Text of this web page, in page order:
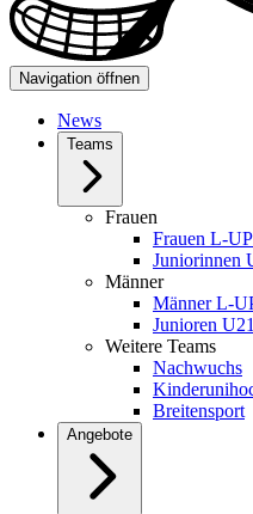
Navigation öffnen
News
Teams
Frauen
Frauen L-
Juniorinnen
Männer
Männer L-
Junioren
Weitere Teams
Nachwuchs
Breitensport
Angebote